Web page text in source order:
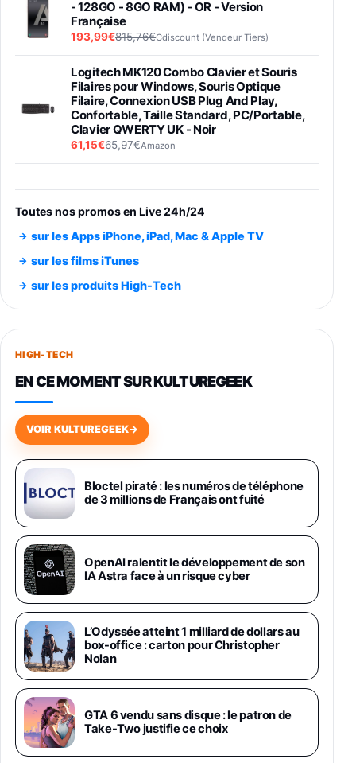
- 128GO - 8GO RAM) - OR - Version
Française
193,99€815,76€Cdiscount (Vendeur Tiers)
Logitech MK120 Combo Clavier et Souris
Filaires pour Windows, Souris Optique
Filaire, Connexion USB Plug And Play,
Confortable, Taille Standard, PC/Portable,
Clavier QWERTY UK - Noir
61,15€65,97€Amazon
entraénement direct 3 vitesses (33-45-78
trs/min) avec pre-ampli intégré et port USB
Smartphone SAMSUNG Galaxy S26 Ultra
891,99€1199€Fnac (Vendeur Tiers)
Smartphone SAMSUNG Galaxy S26+ Violet
749,99€
648,63€834,71€
Samsung Galaxy Miracle Ultra, Smartphone
Android 5G avec Galaxy AI, 512 Go,
Chargeur Secteur Rapide 25W Inclus,
Smartphone déverrouillé, Noir, Version FR
1019€
Galaxy S26 Ultra 512 Go Bleu
1019€1399€Fnac (Vendeur Tiers)
Galaxy S26 Ultra 256 Go Violet
892€1199€Fnac (Vendeur Tiers)
Philips SHK2000BL - Casque Enfant - Bleu &
Répartiteur Audio 5 Casques, Blanc
24,94€ 29,96€Fnac (Vendeur Tiers)
Asus RT-AC59U Routeur sans Fil Double
Toutes nos promos en Live 24h/24
sur les Apps iPhone, iPad, Mac & Apple TV
sur les films iTunes
sur les produits High-Tech
HIGH-TECH
EN CE MOMENT SUR KULTUREGEEK
VOIR KULTUREGEEK→
Bloctel piraté : les numéros de téléphone
de 3 millions de Français ont fuité
OpenAI ralentit le développement de son
IA Astra face à un risque cyber
L’Odyssée atteint 1 milliard de dollars au
box-office : carton pour Christopher
Nolan
GTA 6 vendu sans disque : le patron de
Take-Two justifie ce choix